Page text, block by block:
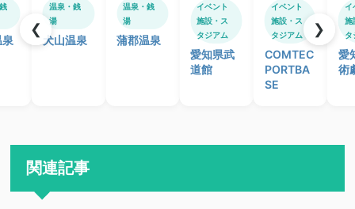
温泉・銭
湯
犬山温泉
温泉・銭
湯
蒲郡温泉
イベント
施設・ス
タジアム
愛知県武
道館
イベント
施設・ス
タジアム
COMTEC
PORTBA
SE
イ
施
タ
愛
術
❮ ❯
関連記事